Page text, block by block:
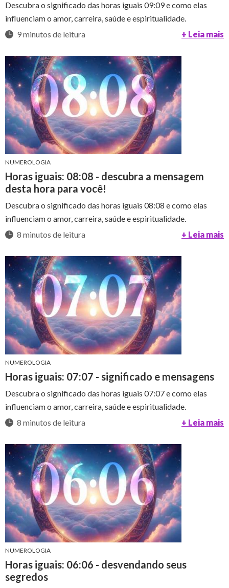
Descubra o significado das horas iguais 09:09 e como elas
influenciam o amor, carreira, saúde e espiritualidade.
9 minutos de leitura
+ Leia mais
NUMEROLOGIA
Horas iguais: 08:08 - descubra a mensagem
desta hora para você!
Descubra o significado das horas iguais 08:08 e como elas
influenciam o amor, carreira, saúde e espiritualidade.
8 minutos de leitura
+ Leia mais
NUMEROLOGIA
Horas iguais: 07:07 - significado e mensagens
Descubra o significado das horas iguais 07:07 e como elas
influenciam o amor, carreira, saúde e espiritualidade.
8 minutos de leitura
+ Leia mais
NUMEROLOGIA
Horas iguais: 06:06 - desvendando seus
segredos